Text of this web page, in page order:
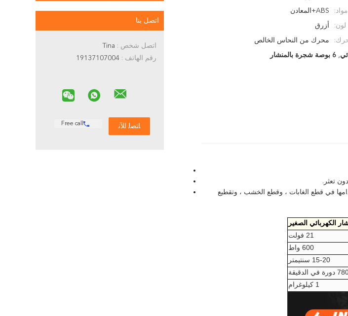
اتصل بنا
اتصل شخص :
رقم الهاتف :
Free call
مواد: ABS+المعادن
لون: أزرق
محرك من النحاس الخالص
, 6 بوصة شجرة بالمنشار
تعثر.
في قطع الغابات ، وقطع الخشب ، وتقطيع
الكهربائي الصغير
21 فولت
600 واط
15-20 سنتيمتر
دورة في الدقيقة
1 كيلوغرام